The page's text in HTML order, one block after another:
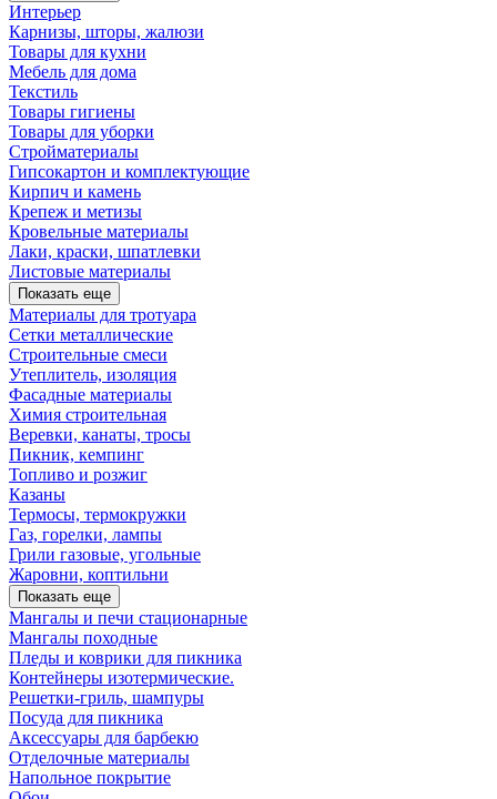
Интерьер
Карнизы, шторы, жалюзи
Товары для кухни
Мебель для дома
Текстиль
Товары гигиены
Товары для уборки
Стройматериалы
Гипсокартон и комплектующие
Кирпич и камень
Крепеж и метизы
Кровельные материалы
Лаки, краски, шпатлевки
Листовые материалы
Показать еще
Материалы для тротуара
Сетки металлические
Строительные смеси
Утеплитель, изоляция
Фасадные материалы
Химия строительная
Веревки, канаты, тросы
Пикник, кемпинг
Топливо и розжиг
Казаны
Термосы, термокружки
Газ, горелки, лампы
Грили газовые, угольные
Жаровни, коптильни
Показать еще
Мангалы и печи стационарные
Мангалы походные
Пледы и коврики для пикника
Контейнеры изотермические.
Решетки-гриль, шампуры
Посуда для пикника
Аксессуары для барбекю
Отделочные материалы
Напольное покрытие